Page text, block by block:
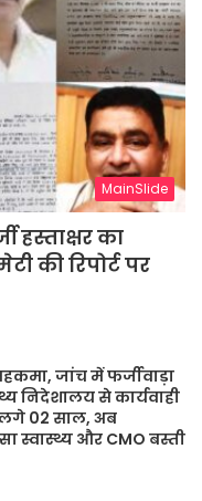
MainSlide
हस्ताक्षर का
की रिपोर्ट पर
जांच में फर्जीवाड़ा
निदेशालय से कार्यवाही
लगे 02 साल, अब
स्वास्थ्य और CMO बस्ती